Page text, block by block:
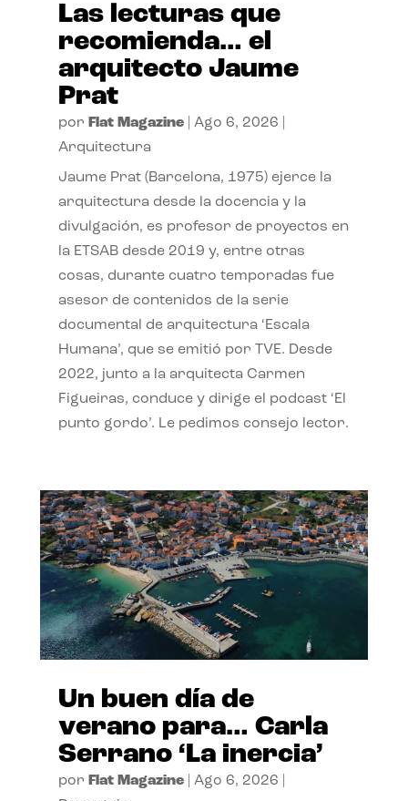
Las lecturas que
recomienda… el
arquitecto Jaume
Prat
por Flat Magazine| Ago 6, 2026
Arquitectura
Jaume Prat (Barcelona, 1975) ejerce la
arquitectura desde la docencia y la
divulgación, es profesor de proyectos en
la ETSAB desde 2019 y, entre otras
cosas, durante cuatro temporadas fue
asesor de contenidos de la serie
documental de arquitectura ‘Escala
Humana’, que se emitió por TVE. Desde
2022, junto a la arquitecta Carmen
Figueiras, conduce y dirige el podcast ‘El
punto gordo’. Le pedimos consejo lector.
Un buen día de
verano para… Carla
Serrano ‘La inercia’
por Flat Magazine| Ago 6, 2026